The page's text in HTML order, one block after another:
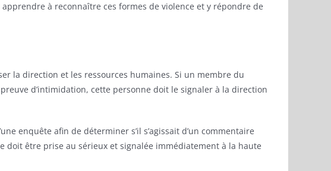
à reconnaître ces formes de violence et y répondre de
la direction et les ressources humaines. Si un membre du
d’intimidation, cette personne doit le signaler à la direction
enquête afin de déterminer s’il s’agissait d’un commentaire
doit être prise au sérieux et signalée immédiatement à la haute